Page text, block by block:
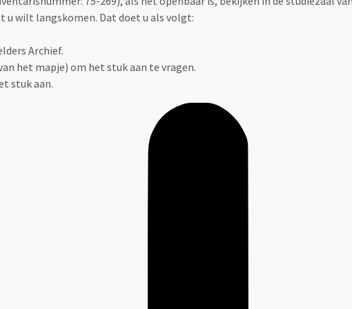
u wilt langskomen. Dat doet u als volgt:
Archief.
het mapje) om het stuk aan te vragen.
stuk aan.